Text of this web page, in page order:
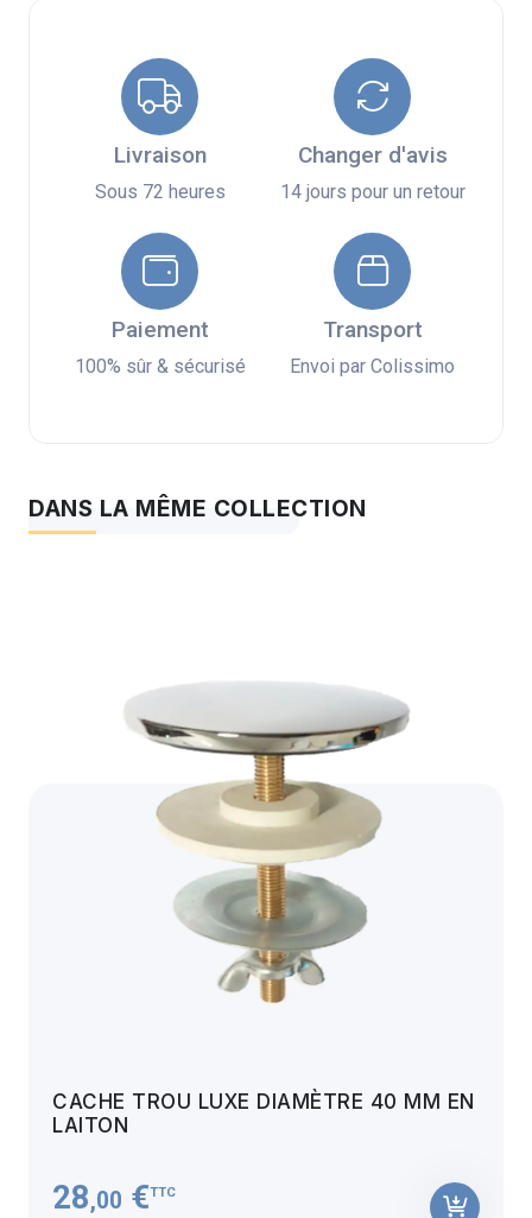
Livraison
Sous 72 heures
Changer d'avis
14 jours pour un retour
Paiement
100% sûr & sécurisé
Transport
Envoi par Colissimo
DANS LA MÊME COLLECTION
CACHE TROU LUXE DIAMÈTRE 40 MM EN
LAITON
28,00 €TTC